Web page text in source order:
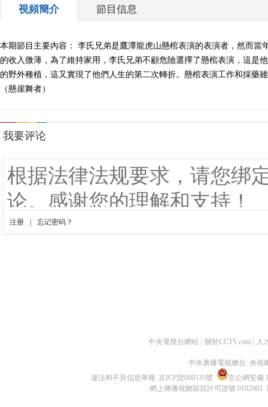
視頻簡介 節目信息
本期節目主要內容： 李氏兄弟是鷹潭龍虎山懸棺表演的表演者，然而
的收入微薄，為了維持家用，李氏兄弟不顧危險選擇了懸棺表演，這是
的野外種植，這又實現了他們人生的第二次轉折。懸棺表演工作和採藥
（懸崖舞者）
中央電視台網站 關於CCTV.com 人
中央廣播電視總台 央視
違法和不良信息舉報 京ICP證060535號
京公網安備
網上傳播視聽節目許可證號 0102002